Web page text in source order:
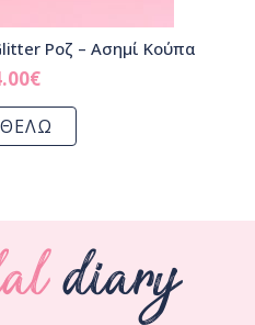
Ροζ – Ασημί Κούπα
€